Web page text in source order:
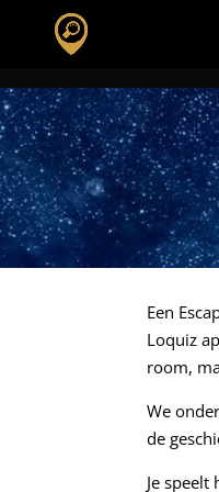
Een
Loquiz
room,
We
de
Je